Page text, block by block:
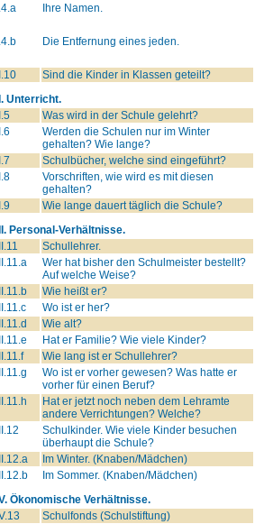
Ihre Namen.
Die Entfernung eines jeden.
Sind die Kinder in Klassen geteilt?
Unterricht.
Was wird in der Schule gelehrt?
Werden die Schulen nur im Winter
gehalten? Wie lange?
Schulbücher, welche sind eingeführt?
Vorschriften, wie wird es mit diesen
gehalten?
Wie lange dauert täglich die Schule?
Personal-Verhältnisse.
Schullehrer.
Wer hat bisher den Schulmeister bestellt?
Auf welche Weise?
Wie heißt er?
Wo ist er her?
Wie alt?
Hat er Familie? Wie viele Kinder?
Wie lang ist er Schullehrer?
Wo ist er vorher gewesen? Was hatte er
vorher für einen Beruf?
Hat er jetzt noch neben dem Lehramte
andere Verrichtungen? Welche?
Schulkinder. Wie viele Kinder besuchen
überhaupt die Schule?
Im Winter. (Knaben/Mädchen)
Im Sommer. (Knaben/Mädchen)
Ökonomische Verhältnisse.
Schulfonds (Schulstiftung)